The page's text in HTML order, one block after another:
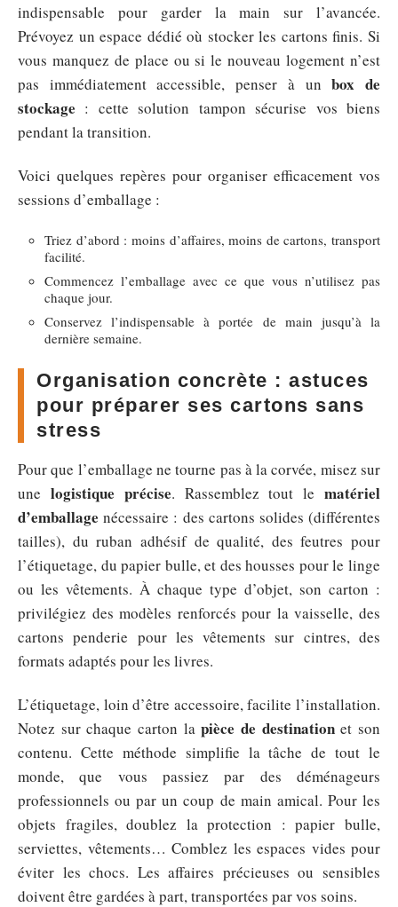
indispensable pour garder la main sur l’avancée.
Prévoyez un espace dédié où stocker les cartons finis. Si
vous manquez de place ou si le nouveau logement n’est
pas immédiatement accessible, penser à unbox de
stockage : cette solution tampon sécurise vos biens
pendant la transition.
Voici quelques repères pour organiser efficacement vos
sessions d’emballage :
Triez d’abord : moins d’affaires, moins de cartons, transport
facilité.
Commencez l’emballage avec ce que vous n’utilisez pas
chaque jour.
Conservez l’indispensable à portée de main jusqu’à la
dernière semaine.
Organisation concrète : astuces
pour préparer ses cartons sans
stress
Pour que l’emballage ne tourne pas à la corvée, misez sur
une logistique précise. Rassemblez tout lematériel
d’emballage nécessaire : des cartons solides (différentes
tailles), du ruban adhésif de qualité, des feutres pour
l’étiquetage, du papier bulle, et des housses pour le linge
ou les vêtements. À chaque type d’objet, son carton :
privilégiez des modèles renforcés pour la vaisselle, des
cartons penderie pour les vêtements sur cintres, des
formats adaptés pour les livres.
L’étiquetage, loin d’être accessoire, facilite l’installation.
Notez sur chaque carton lapièce de destinationet son
contenu. Cette méthode simplifie la tâche de tout le
monde, que vous passiez par des déménageurs
professionnels ou par un coup de main amical. Pour les
objets fragiles, doublez la protection : papier bulle,
serviettes, vêtements… Comblez les espaces vides pour
éviter les chocs. Les affaires précieuses ou sensibles
doivent être gardées à part, transportées par vos soins.